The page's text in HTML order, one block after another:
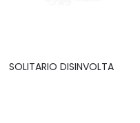
SOLITARIO DISINVOLTA